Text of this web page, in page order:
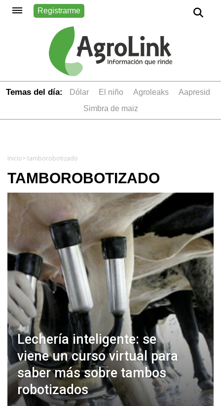
Registrarme
Temas del día: dólar el niño Agroleaks
aapresid
simbra de maiz
Inicio> tamborobotizado
TAMBOROBOTIZADO
Lechería inteligente: se
viene un curso virtual para
saber más sobre tambos
robotizados